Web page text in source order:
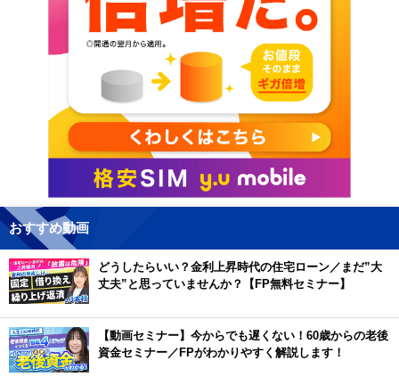
おすすめ動画
どうしたらいい？金利上昇時代の住宅ローン／まだ”大
丈夫”と思っていませんか？【FP無料セミナー】
【動画セミナー】今からでも遅くない！60歳からの老後
資金セミナー／FPがわかりやすく解説します！